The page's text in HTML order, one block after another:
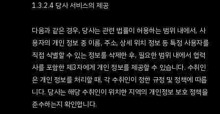
1.3.2.4 당사 서비스의 제공
다음과 같은 경우, 당사는 관련 법률이 허용하는 범위 내에서, 사
용자의 개인 정보 중 이름, 주소, 상세 위치 정보 등 특정 사용자를
직접 식별할 수 있는 정보를 삭제한 후, 필요한 범위 내에서 협력
사를 포함한 제3자에게 개인 정보를 제공할 수 있습니다. 수취인
은 개인 정보를 처리할 때, 각 수취인이 정한 규정 및 정책에 따릅
니다. 당사는 해당 수취인이 위치한 지역의 개인정보 보호 정책을
준수하는지 확인합니다.